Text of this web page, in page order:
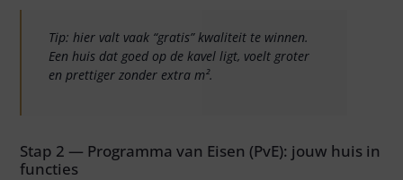
Tip: hier valt vaak “gratis” kwaliteit te winnen.
Een huis dat goed op de kavel ligt, voelt groter
en prettiger zonder extra m².
Stap 2 — Programma van Eisen (PvE): jouw huis in
functies